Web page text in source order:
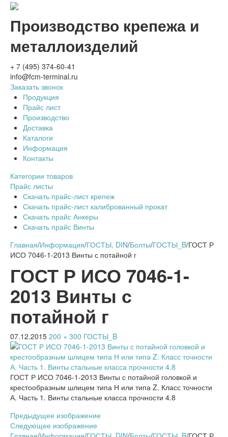
Производство крепежа и
металлоизделий
+ 7 (495) 374-60-41
info@fcm-terminal.ru
Заказать звонок
Продукция
Прайс лист
Производство
Доставка
Каталоги
Информация
Контакты
Категории товаров
Прайс листы
Скачать прайс-лист крепеж
Скачать прайс-лист калиброванный прокат
Скачать прайс Анкеры
Скачать прайс Винты
Главная/Информация/ГОСТЫ, DIN/Болты/ГОСТЫ_B/ГОСТ Р
ИСО 7046-1-2013 Винты с потайной г
ГОСТ Р ИСО 7046-1-
2013 Винты с
потайной г
07.12.2015 200 × 300 ГОСТЫ_B
ГОСТ Р ИСО 7046-1-2013 Винты с потайной головкой и
крестообразным шлицем типа Н или типа Z. Класс точности
А. Часть 1. Винты стальные класса прочности 4.8
Предыдущее изображение
Следующее изображение